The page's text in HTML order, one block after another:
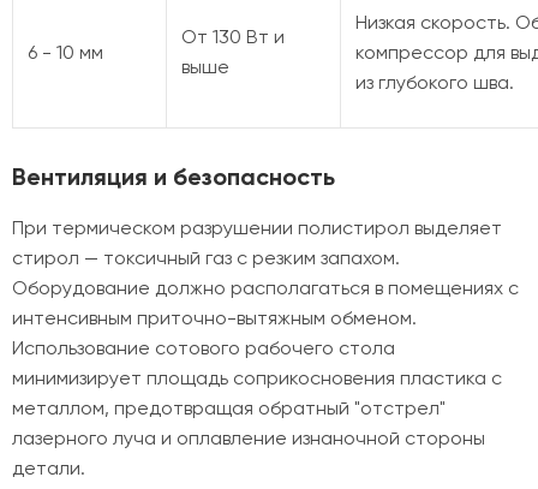
6 - 10 мм
От 130 Вт и
выше
Низкая скорость.
компрессор для
из глубокого шва.
Вентиляция и безопасность
При термическом разрушении полистирол выделяет
стирол — токсичный газ с резким запахом.
Оборудование должно располагаться в помещениях с
интенсивным приточно-вытяжным обменом.
Использование сотового рабочего стола
минимизирует площадь соприкосновения пластика с
металлом, предотвращая обратный "отстрел"
лазерного луча и оплавление изнаночной стороны
детали.